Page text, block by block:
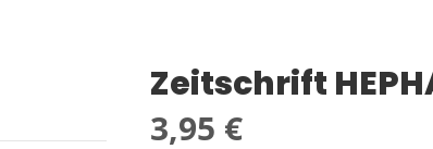
Zeitschrift
Regulärer Preis:
3,95 €